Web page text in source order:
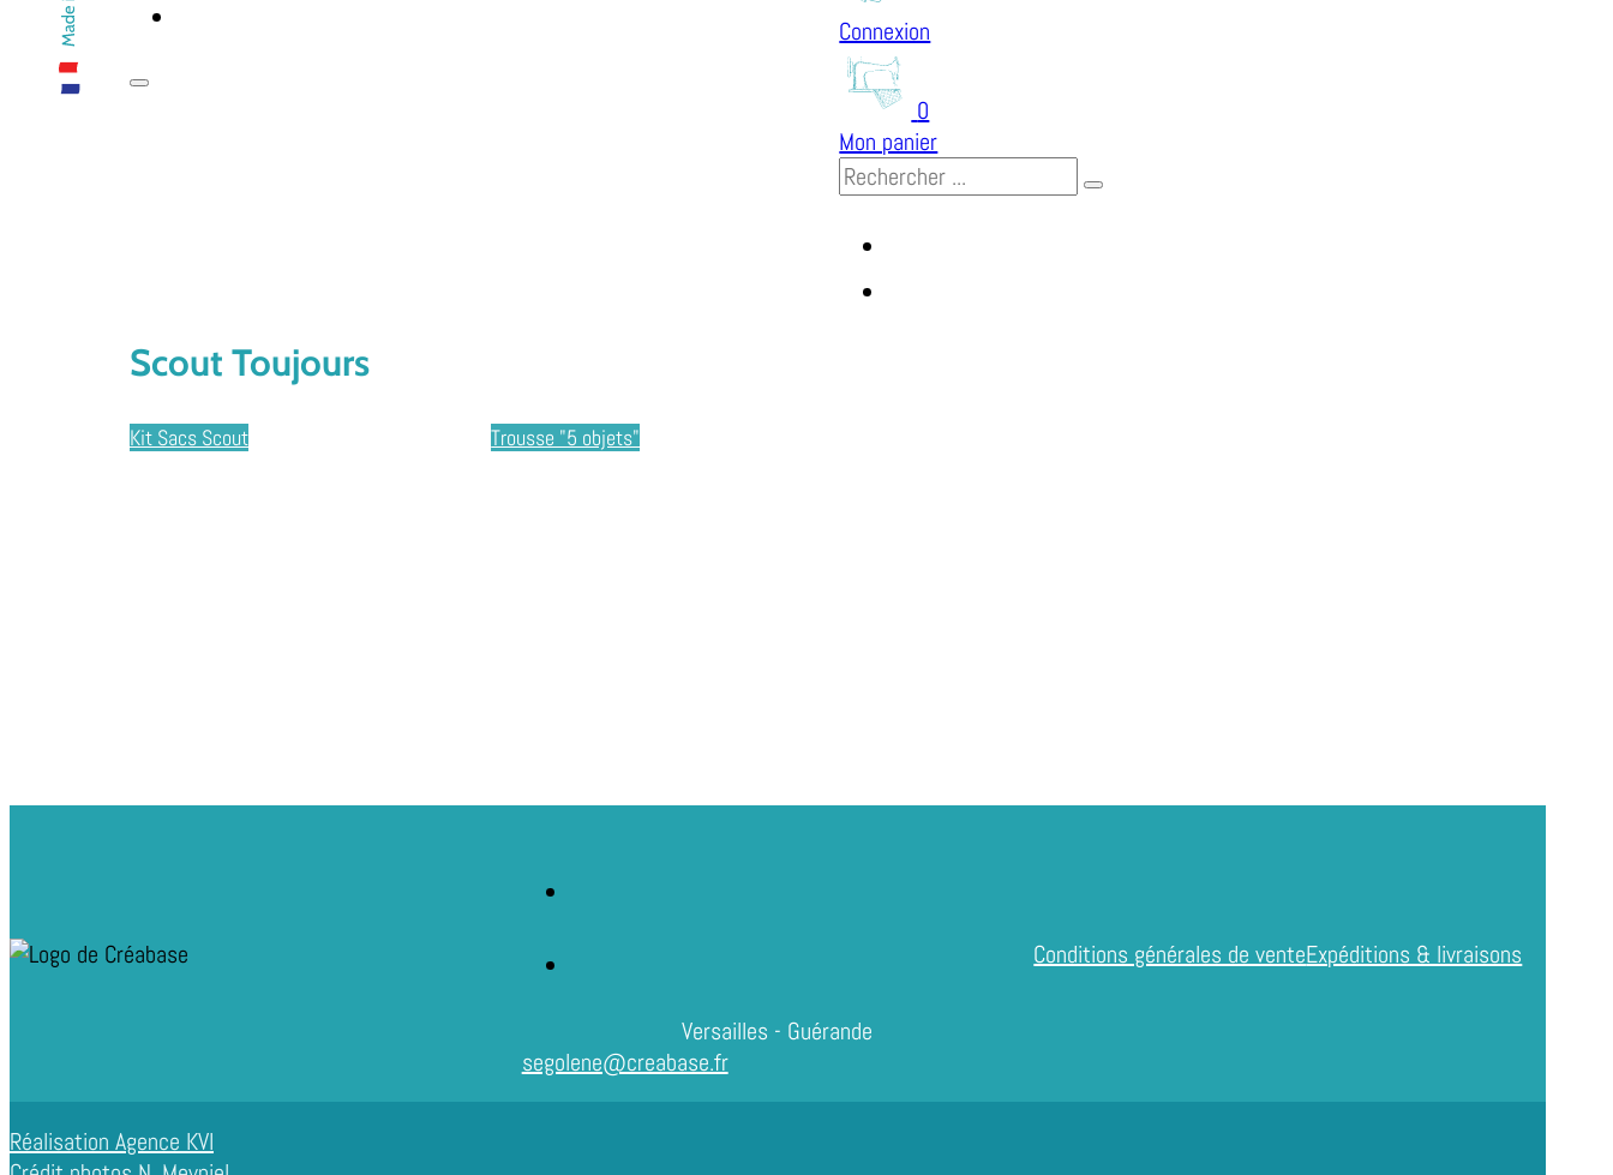
Connexion
0
Mon panier
Rechercher
Scout Toujours
Kit Sacs Scout Trousse "5 objets"
Versailles - Guérande
segolene@creabase.fr
Conditions générales de venteExpéditions & livraisons
Réalisation Agence KVI